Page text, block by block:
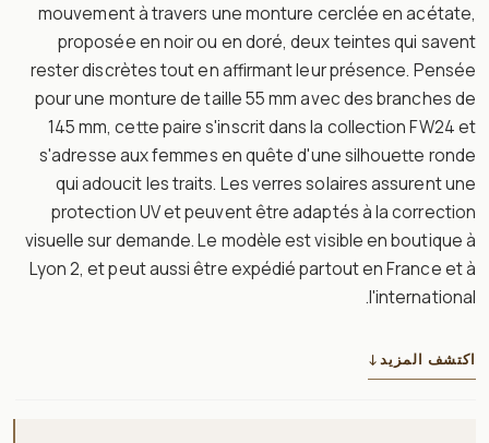
mouvement à travers une monture cerclée en acétate,
proposée en noir ou en doré, deux teintes qui savent
rester discrètes tout en affirmant leur présence. Pensée
pour une monture de taille 55 mm avec des branches de
145 mm, cette paire s'inscrit dans la collection FW24 et
s'adresse aux femmes en quête d'une silhouette ronde
qui adoucit les traits. Les verres solaires assurent une
protection UV et peuvent être adaptés à la correction
visuelle sur demande. Le modèle est visible en boutique à
Lyon 2, et peut aussi être expédié partout en France et à
l'international.
اكتشف المزيد↓